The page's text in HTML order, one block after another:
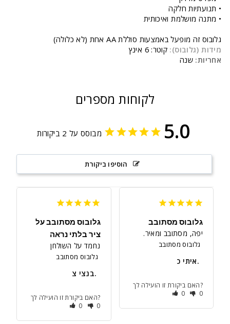
• תנועתיות חלקה
• מתנה מושלמת ואיכותית
גלובוס זה מופעל באמצעות סוללת AA אחת (לא כלולה)
מידות (גלובוס): קוטר: 6 אינץ
אחריות: שנה
לקוחות מספרים
5.0 מבוסס על 2 ביקורות
הוסיפו ביקורת
גלובוס מסתובב על
ציר בלתי נראה
נחמד על השולחן
גלובוס מסתובב
בנצי צ.
האם ביקורת זו הועילה לך?
0
0
גלובוס מסתובב
יפה, מסתובב ומאיר.
גלובוס מסתובב
איתי כ.
האם ביקורת זו הועילה לך?
0
0